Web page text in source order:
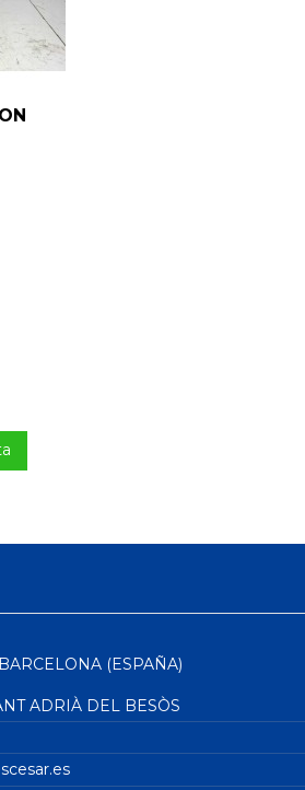
(ESPAÑA)
ADRIÀ DEL BESÒS